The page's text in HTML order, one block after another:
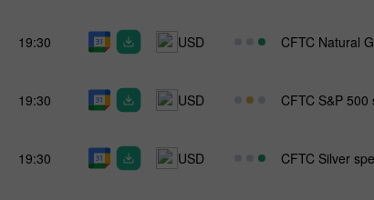
19:30 USD CFTC Natural
19:30 USD CFTC S&P
19:30 USD CFTC Silver